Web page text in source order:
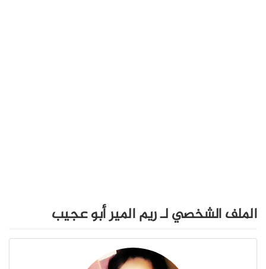
الملف الشخصي لـ ريم المير أبو عجيب